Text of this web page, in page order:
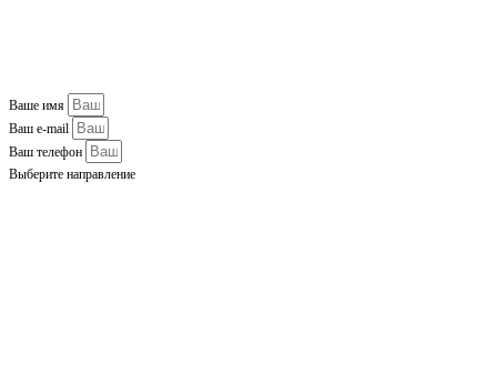
Ваше имя
Ваш e-mail
Ваш телефон
Выберите направление